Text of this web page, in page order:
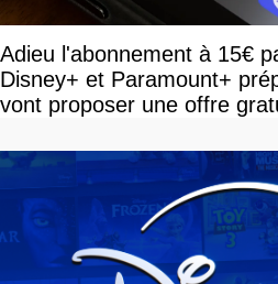
Adieu l'abonnement à 15€
Disney+ et Paramount+
vont proposer une offre